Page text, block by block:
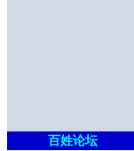
百姓论坛